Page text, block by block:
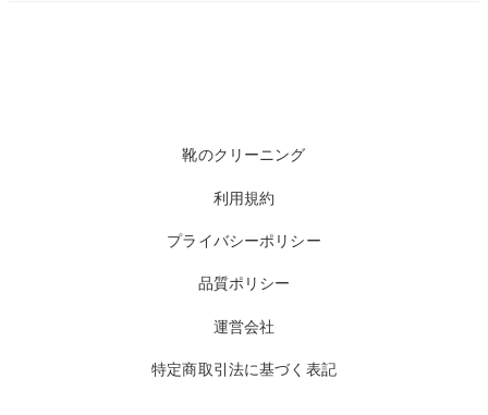
靴のクリーニング
利用規約
プライバシーポリシー
品質ポリシー
運営会社
特定商取引法に基づく表記